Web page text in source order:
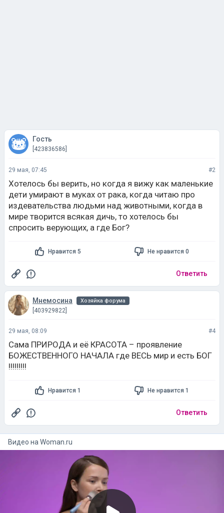
Гость
[423836586]
29 мая, 07:45 #2
Хотелось бы верить, но когда я вижу как маленькие
дети умирают в муках от рака, когда читаю про
издевательства людьми над животными, когда в
мире творится всякая дичь, то хотелось бы
спросить верующих, а где Бог?
Нравится 5 Не нравится 0
Ответить
Мнемосина Хозяйка форума
[403929822]
29 мая, 08:09 #4
Сама ПРИРОДА и её КРАСОТА – проявление
БОЖЕСТВЕННОГО НАЧАЛА где ВЕСЬ мир и есть БОГ
!!!!!!!!!
Нравится 1 Не нравится 1
Ответить
Видео на woman.ru